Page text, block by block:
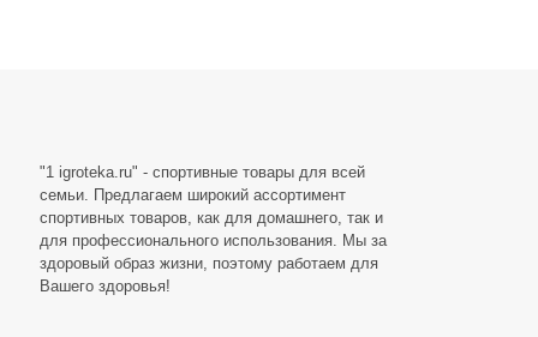
"1 igroteka.ru" - спортивные товары для всей
семьи. Предлагаем широкий ассортимент
спортивных товаров, как для домашнего, так и
для профессионального использования. Мы за
здоровый образ жизни, поэтому работаем для
Вашего здоровья!